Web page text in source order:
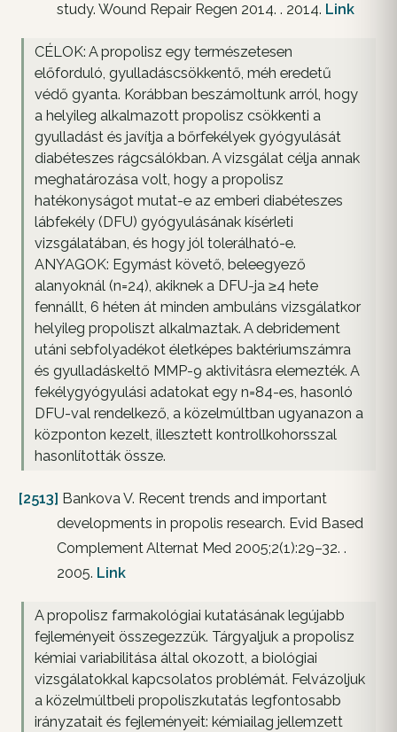
study. Wound Repair Regen 2014. . 2014. Link
CÉLOK: A propolisz egy természetesen
előforduló, gyulladáscsökkentő, méh eredetű
védő gyanta. Korábban beszámoltunk arról, hogy
a helyileg alkalmazott propolisz csökkenti a
gyulladást és javítja a bőrfekélyek gyógyulását
diabéteszes rágcsálókban. A vizsgálat célja annak
meghatározása volt, hogy a propolisz
hatékonyságot mutat-e az emberi diabéteszes
lábfekély (DFU) gyógyulásának kísérleti
vizsgálatában, és hogy jól tolerálható-e.
ANYAGOK: Egymást követő, beleegyező
alanyoknál (n=24), akiknek a DFU-ja ≥4 hete
fennállt, 6 héten át minden ambuláns vizsgálatkor
helyileg propoliszt alkalmaztak. A debridement
utáni sebfolyadékot életképes baktériumszámra
és gyulladáskeltő MMP-9 aktivitásra elemezték. A
fekélygyógyulási adatokat egy n=84-es, hasonló
DFU-val rendelkező, a közelmúltban ugyanazon a
központon kezelt, illesztett kontrollkohorsszal
hasonlították össze.
[2513] Bankova V. Recent trends and important
developments in propolis research. Evid Based
Complement Alternat Med 2005;2(1):29–32. .
2005. Link
A propolisz farmakológiai kutatásának legújabb
fejleményeit összegezzük. Tárgyaljuk a propolisz
kémiai variabilitása által okozott, a biológiai
vizsgálatokkal kapcsolatos problémát. Felvázoljuk
a közelmúltbeli propoliszkutatás legfontosabb
irányzatait és fejleményeit: kémiailag jellemzett